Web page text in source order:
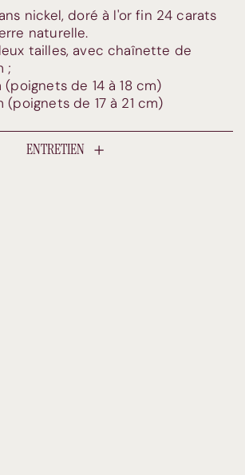
nickel, doré à l'or fin 24 carats
naturelle.
tailles, avec chaînette de
;
(poignets de 14 à 18 cm)
(poignets de 17 à 21 cm)
ENTRETIEN